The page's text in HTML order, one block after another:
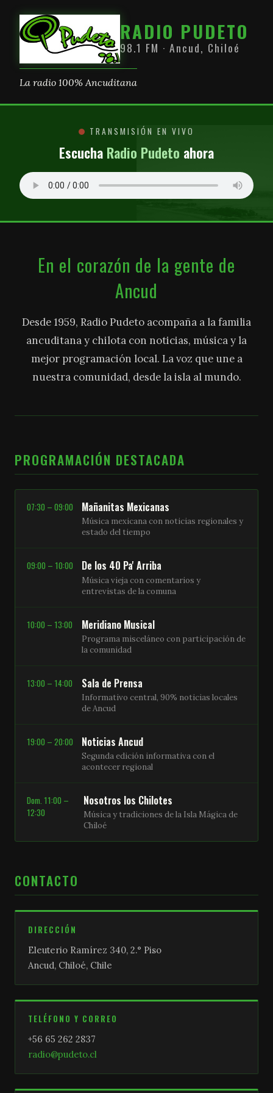
RADIO PUDETO
98.1 FM · Ancud, Chiloé
La radio 100% Ancuditana
TRANSMISIÓN EN VIVO
Escucha Radio Pudeto ahora
En el corazón de la gente de
Ancud
Desde 1959, Radio Pudeto acompaña a la familia
ancuditana y chilota con noticias, música y la
mejor programación local. La voz que une a
nuestra comunidad, desde la isla al mundo.
PROGRAMACIÓN DESTACADA
07:30 – 09:00 Mañanitas Mexicanas
Música mexicana con noticias regionales y
estado del tiempo
09:00 – 10:00 De los 40 Pa' Arriba
Música vieja con comentarios y
entrevistas de la comuna
10:00 – 13:00 Meridiano Musical
Programa misceláneo con participación de
la comunidad
13:00 – 14:00 Sala de Prensa
Informativo central, 90% noticias locales
de Ancud
19:00 – 20:00 Noticias Ancud
Segunda edición informativa con el
acontecer regional
Dom. 11:00 –
12:30
Nosotros los Chilotes
Música y tradiciones de la Isla Mágica de
Chiloé
CONTACTO
DIRECCIÓN
Eleuterio Ramírez 340, 2.° Piso
Ancud, Chiloé, Chile
TELÉFONO Y CORREO
+56 65 262 2837
radio@pudeto.cl